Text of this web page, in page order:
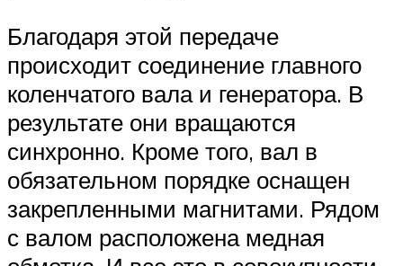
Благодаря этой передаче
происходит соединение главного
коленчатого вала и генератора. В
результате они вращаются
синхронно. Кроме того, вал в
обязательном порядке оснащен
закрепленными магнитами. Рядом
с валом расположена медная